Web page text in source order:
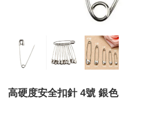
高硬度安全扣針 4號 銀色